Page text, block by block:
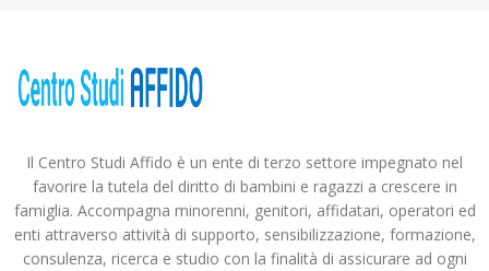
Il Centro Studi Affido è un ente di terzo settore impegnato nel
favorire la tutela del diritto di bambini e ragazzi a crescere in
famiglia. Accompagna minorenni, genitori, affidatari, operatori ed
enti attraverso attività di supporto, sensibilizzazione, formazione,
consulenza, ricerca e studio con la finalità di assicurare ad ogni